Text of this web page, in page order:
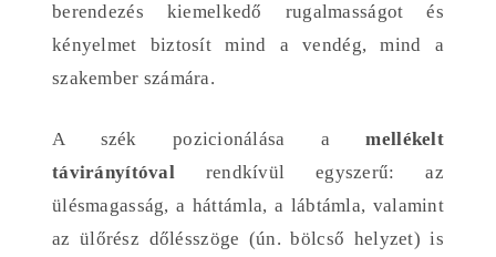
berendezés kiemelkedő rugalmasságot és
kényelmet biztosít mind a vendég, mind a
szakember számára.
A szék pozicionálása amellékelt
távirányítóvalrendkívül egyszerű: az
ülésmagasság, a háttámla, a lábtámla, valamint
az ülőrész dőlésszöge (ún. bölcső helyzet) is